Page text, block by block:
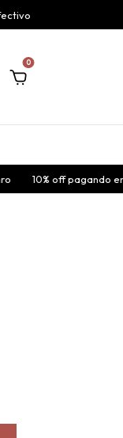
0
10% off pagando en